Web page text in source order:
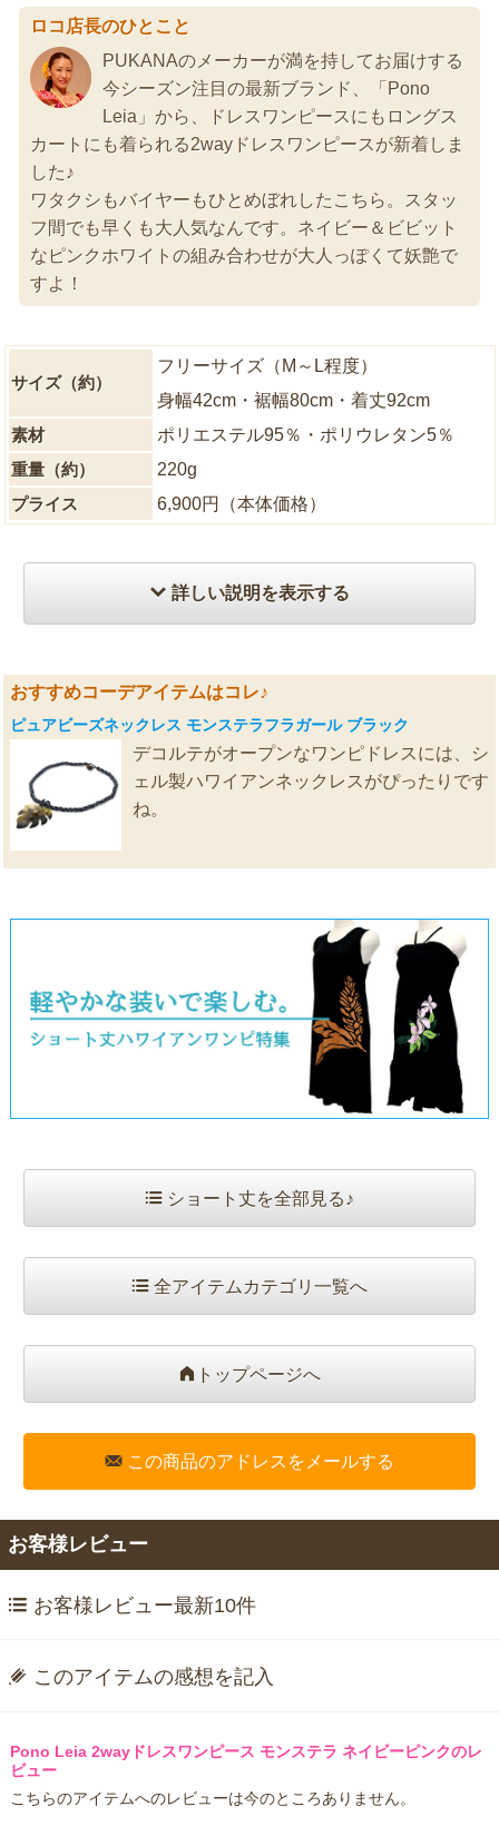
ロコ店長のひとこと
PUKANAのメーカーが満を持してお届けする
今シーズン注目の最新ブランド、「Pono
Leia」から、ドレスワンピースにもロングス
カートにも着られる2wayドレスワンピースが新着しま
した♪
ワタクシもバイヤーもひとめぼれしたこちら。スタッ
フ間でも早くも大人気なんです。ネイビー＆ビビット
なピンクホワイトの組み合わせが大人っぽくて妖艶で
すよ！
サイズ（約）
フリーサイズ（M～L程度）
身幅42cm・裾幅80cm・着丈92cm
素材
ポリエステル95％・ポリウレタン5％
重量（約）
220g
プライス
6,900円（本体価格）
詳しい説明を表示する
おすすめコーデアイテムはコレ♪
ピュアビーズネックレス モンステラフラガール ブラック
デコルテがオープンなワンピドレスには、シ
ェル製ハワイアンネックレスがぴったりです
ね。
ショート丈を全部見る♪
全アイテムカテゴリ一覧へ
トップページへ
この商品のアドレスをメールする
お客様レビュー
お客様レビュー最新10件
このアイテムの感想を記入
Pono Leia 2wayドレスワンピース モンステラ ネイビーピンクのレ
ビュー
こちらのアイテムへのレビューは今のところありません。